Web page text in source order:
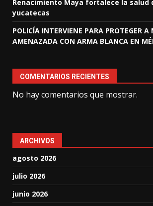
Renacimiento Maya fortalece la salud
yucatecas
POLICÍA INTERVIENE PARA PROTEGER A
AMENAZADA CON ARMA BLANCA EN
COMENTARIOS RECIENTES
No hay comentarios que mostrar.
ARCHIVOS
agosto 2026
julio 2026
junio 2026